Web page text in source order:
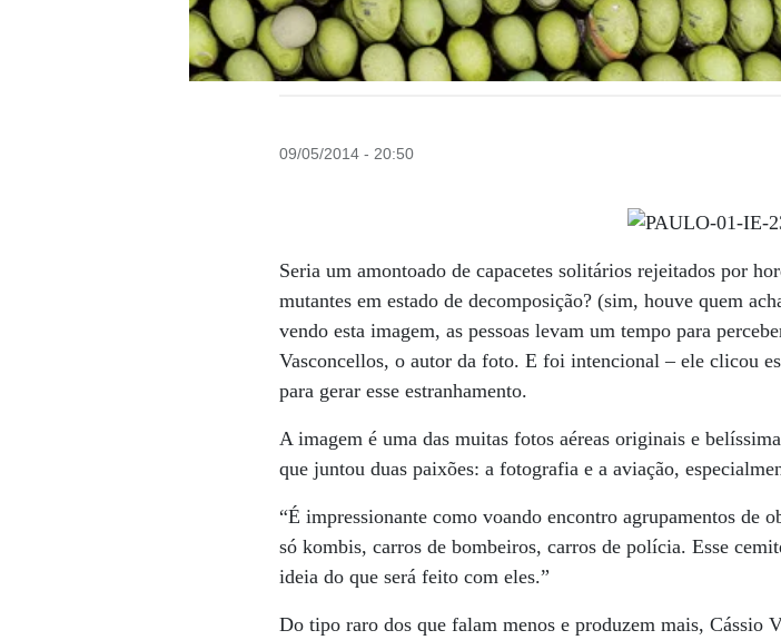
09/05/2014 - 20:50
Seria um amontoado de capacetes solitários rejeitados por
mutantes em estado de decomposição? (sim, houve quem
vendo esta imagem, as pessoas levam um tempo para
Vasconcellos, o autor da foto. E foi intencional – ele clicou
para gerar esse estranhamento.
A imagem é uma das muitas fotos aéreas originais e
que juntou duas paixões: a fotografia e a aviação,
“É impressionante como voando encontro agrupamentos de
só kombis, carros de bombeiros, carros de polícia. Esse
ideia do que será feito com eles.”
Do tipo raro dos que falam menos e produzem mais, Cássio